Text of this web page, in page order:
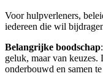
Voor hulpverleners,
iedereen die wil
Belangrijke boodschap
geluk, maar van
onderbouwd en samen